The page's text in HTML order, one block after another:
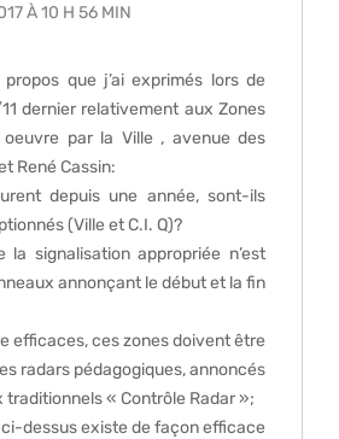
À 10 H 56 MIN
que j’ai exprimés lors de
dernier relativement aux Zones
par la Ville , avenue des
René Cassin:
depuis une année, sont-ils
(Ville et C.I. Q)?
la signalisation appropriée n’est
annonçant le début et la fin
efficaces, ces zones doivent être
radars pédagogiques, annoncés
traditionnels « Contrôle Radar »;
ci-dessus existe de façon efficace